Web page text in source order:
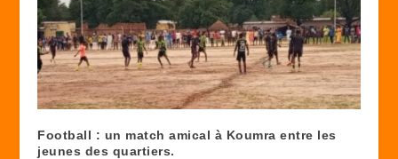
Football : un match amical à Koumra entre les
jeunes des quartiers.